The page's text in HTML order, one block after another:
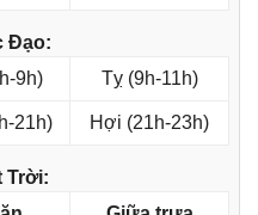
Đạo:
9h) Tỵ (9h-11h)
21h) Hợi (21h-23h)
Trời: